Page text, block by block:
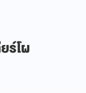
ร์โผ